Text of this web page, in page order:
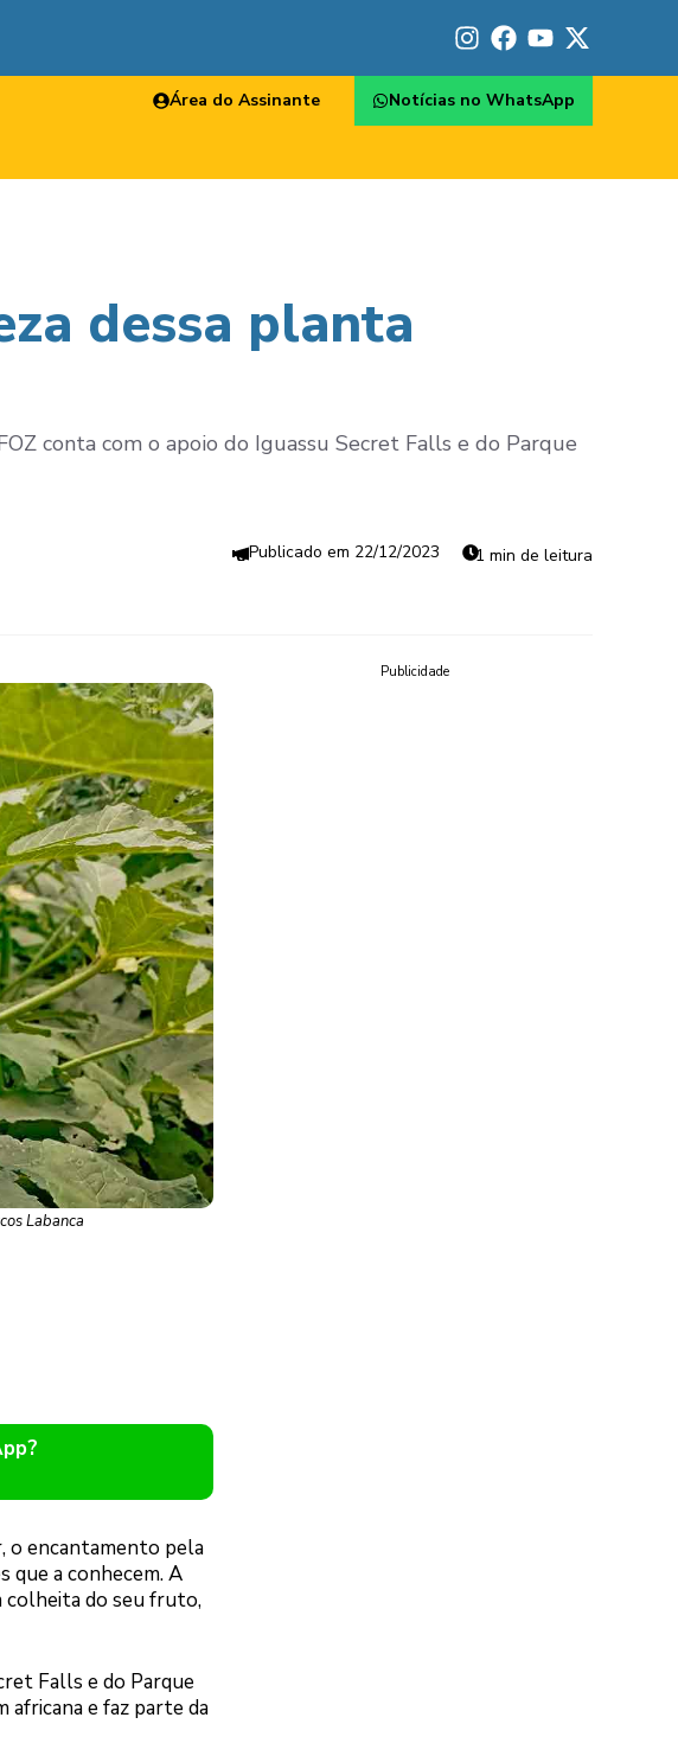
Área do Assinante Notícias no WhatsApp
dessa planta
conta com o apoio do Iguassu Secret Falls e do Parque
22/12/2023 1 min de leitura
Labanca
o encantamento pela
que a conhecem. A
colheita do seu fruto,
Falls e do Parque
africana e faz parte da
Publicidade